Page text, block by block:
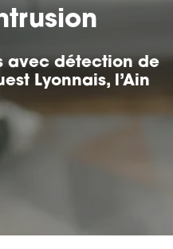
avec détection de
Lyonnais, l’Ain